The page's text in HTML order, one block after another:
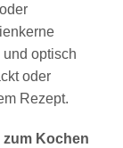
optisch
oder
Rezept.
zum Kochen